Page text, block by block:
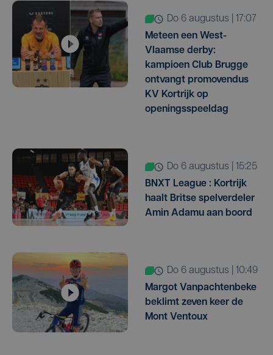
do 6 augustus | 17:07
Meteen een West-
Vlaamse derby:
kampioen Club Brugge
ontvangt promovendus
KV Kortrijk op
openingsspeeldag
do 6 augustus | 15:25
BNXT League : Kortrijk
haalt Britse spelverdeler
Amin Adamu aan boord
do 6 augustus | 10:49
Margot Vanpachtenbeke
beklimt zeven keer de
Mont Ventoux